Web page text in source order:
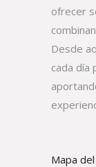
ofrecer
Desde
cada día
Mapa